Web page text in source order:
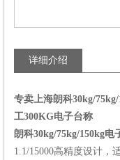
详细介绍
专卖上海朗科30kg/
工300KG电子台称
朗科30kg/75kg/150kg电
1.1/15000高精度设计，